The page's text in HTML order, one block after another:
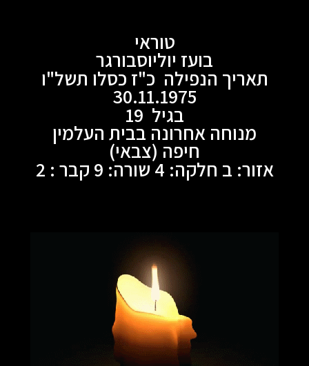
טוראי
בועז יוליוסבורגר
תאריך הנפילה כ"ז כסלו תשל"ו
30.11.1975
בגיל 19
מנוחה אחרונה בבית העלמין
חיפה (צבאי)
אזור: ב חלקה: 4 שורה: 9 קבר : 2